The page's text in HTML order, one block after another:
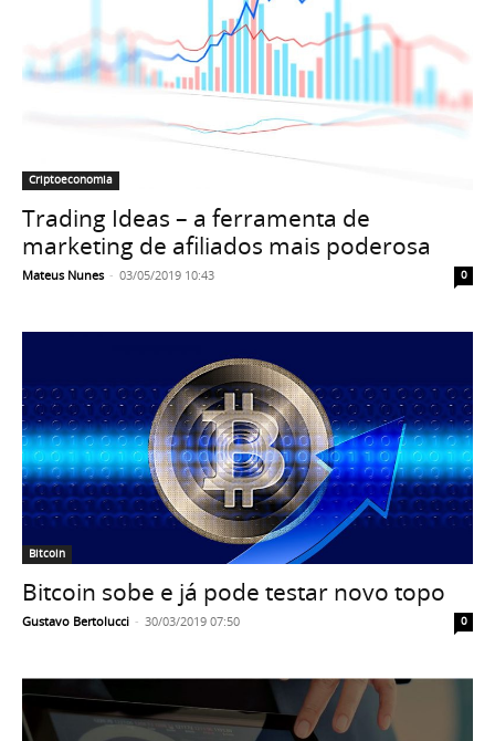
Criptoeconomia
Trading Ideas – a ferramenta de
marketing de afiliados mais poderosa
Mateus Nunes - 03/05/2019 10:43 0
Bitcoin
Bitcoin sobe e já pode testar novo topo
Gustavo Bertolucci - 30/03/2019 07:50 0